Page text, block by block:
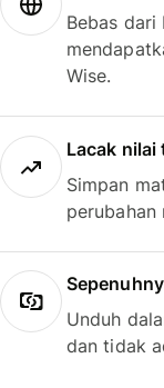
Bebas dari
Wise.
Lacak nilai
Simpan
Unduh
dan tidak